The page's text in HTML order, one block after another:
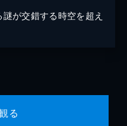
が交錯する時空を超え
る